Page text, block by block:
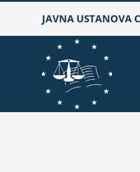
JAVNA USTANOVA